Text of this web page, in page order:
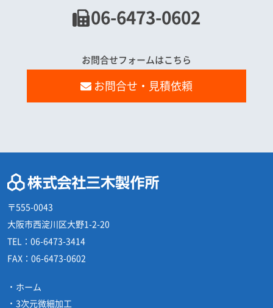
06-6473-0602
お問合せフォームはこちら
お問合せ・見積依頼
〒555-0043
大阪市西淀川区大野1-2-20
TEL： 06-6473-3414
FAX： 06-6473-0602
ホーム
3次元微細加工